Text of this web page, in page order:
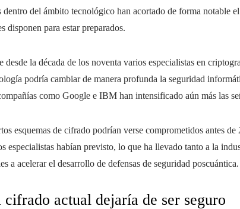
dentro del ámbito tecnológico han acortado de forma notable
disponen para estar preparados.
desde la década de los noventa varios especialistas en
podría cambiar de manera profunda la seguridad
como Google e IBM han intensificado aún más las
esquemas de cifrado podrían verse comprometidos antes de
especialistas habían previsto, lo que ha llevado tanto a la
a acelerar el desarrollo de defensas de seguridad poscuántica.
actual dejaría de ser seguro